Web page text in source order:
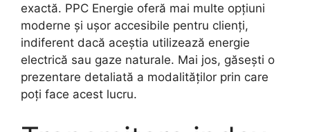
exactă. PPC Energie oferă mai multe opțiuni
moderne și ușor accesibile pentru clienți,
indiferent dacă aceștia utilizează energie
electrică sau gaze naturale. Mai jos, găsești o
prezentare detaliată a modalităților prin care
poți face acest lucru.